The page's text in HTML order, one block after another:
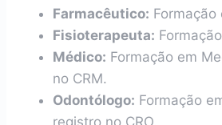
Farmacêutico: Formação
Fisioterapeuta:
Médico: Formação em
no CRM.
Odontólogo: Formação
registro no CRO.